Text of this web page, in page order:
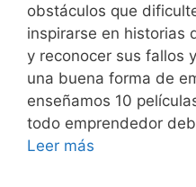
obstáculos que
inspirarse en historias
y reconocer sus fallos
una buena forma de
enseñamos 10
todo emprendedor
Leer más